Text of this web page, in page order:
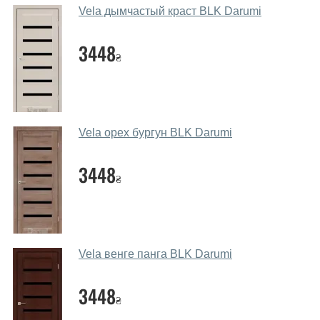
салоні-магазині.
Які основні особливості та переваги
ваших міжкімнатних дверей?
євробрусу (власного сушіння), що покривається МДФ
накладками товщиною 20 мм. Завдяки такій товщині
МДФ, вся конструкція виходить дуже міцною та
надійною.
Які дверні полотна порадите?
Наші рекомендації залежать від необхідних
параметрів, бюджету та інших факторів. Підбір
дверних полотен проводиться індивідуально для
кожного відвідувача.
Так, робимо. Наші фахівці можуть зробити замір та
Vela дымчастый краст BLK Darumi
3448₴
Vela орех бургун BLK Darumi
3448₴
Vela венге панга BLK Darumi
3448₴